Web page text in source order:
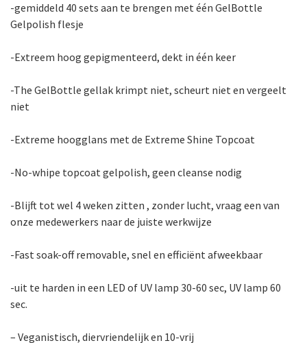
-gemiddeld 40 sets aan te brengen met één GelBottle
Gelpolish flesje
-Extreem hoog gepigmenteerd, dekt in één keer
-The GelBottle gellak krimpt niet, scheurt niet en vergeelt
niet
-Extreme hoogglans met de Extreme Shine Topcoat
-No-whipe topcoat gelpolish, geen cleanse nodig
-Blijft tot wel 4 weken zitten , zonder lucht, vraag een van
onze medewerkers naar de juiste werkwijze
-Fast soak-off removable, snel en efficiënt afweekbaar
-uit te harden in een LED of UV lamp 30-60 sec, UV lamp 60
sec.
– Veganistisch, diervriendelijk en 10-vrij